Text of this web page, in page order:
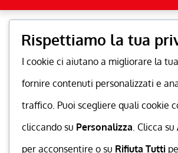
Rispettiamo la tua
I cookie ci aiutano a migliorare la
fornire contenuti personalizzati e
traffico. Puoi scegliere quali cookie
cliccando su Personalizza. Clicca su
per acconsentire o su Rifiuta Tutti